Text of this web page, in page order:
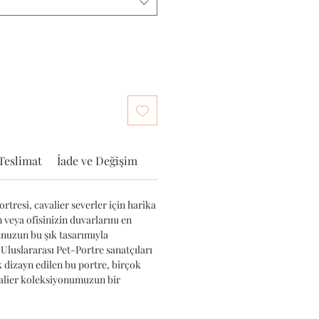
İade ve Değişim
cavalier severler için harika
ofisinizin duvarlarını en
bu şık tasarımıyla
Pet-Portre sanatçıları
dizayn edilen bu portre, birçok
koleksiyonumuzun bir